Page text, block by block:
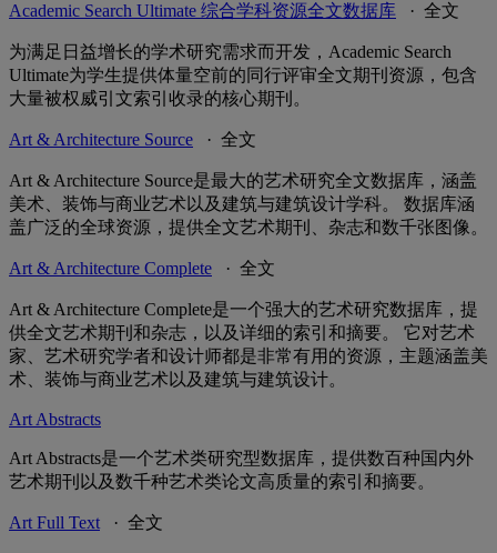
Academic Search Ultimate 综合学科资源全文数据库 · 全文
为满足日益增长的学术研究需求而开发，Academic Search
Ultimate为学生提供体量空前的同行评审全文期刊资源，包含
大量被权威引文索引收录的核心期刊。
Art & Architecture Source · 全文
Art & Architecture Source是最大的艺术研究全文数据库，涵盖
美术、装饰与商业艺术以及建筑与建筑设计学科。 数据库涵
盖广泛的全球资源，提供全文艺术期刊、杂志和数千张图像。
Art & Architecture Complete · 全文
Art & Architecture Complete是一个强大的艺术研究数据库，提
供全文艺术期刊和杂志，以及详细的索引和摘要。 它对艺术
家、艺术研究学者和设计师都是非常有用的资源，主题涵盖美
术、装饰与商业艺术以及建筑与建筑设计。
Art Abstracts
Art Abstracts是一个艺术类研究型数据库，提供数百种国内外
艺术期刊以及数千种艺术类论文高质量的索引和摘要。
Art Full Text · 全文